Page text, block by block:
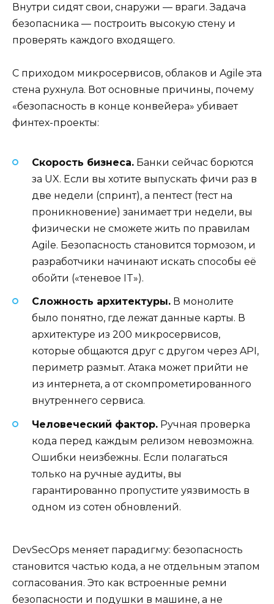
Внутри сидят свои, снаружи — враги. Задача
безопасника — построить высокую стену и
проверять каждого входящего.
С приходом микросервисов, облаков и Agile эта
стена рухнула. Вот основные причины, почему
«безопасность в конце конвейера» убивает
финтех-проекты:
Скорость бизнеса. Банки сейчас борются
за UX. Если вы хотите выпускать фичи раз в
две недели (спринт), а пентест (тест на
проникновение) занимает три недели, вы
физически не сможете жить по правилам
Agile. Безопасность становится тормозом, и
разработчики начинают искать способы её
обойти («теневое IT»).
Сложность архитектуры. В монолите
было понятно, где лежат данные карты. В
архитектуре из 200 микросервисов,
которые общаются друг с другом через API,
периметр размыт. Атака может прийти не
из интернета, а от скомпрометированного
внутреннего сервиса.
Человеческий фактор. Ручная проверка
кода перед каждым релизом невозможна.
Ошибки неизбежны. Если полагаться
только на ручные аудиты, вы
гарантированно пропустите уязвимость в
одном из сотен обновлений.
DevSecOps меняет парадигму: безопасность
становится частью кода, а не отдельным этапом
согласования. Это как встроенные ремни
безопасности и подушки в машине, а не